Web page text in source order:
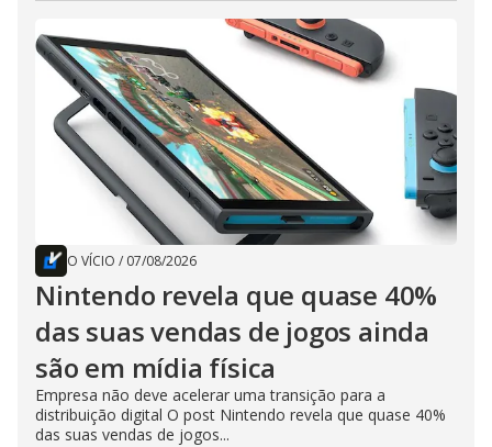
O VÍCIO / 07/08/2026
Nintendo revela que quase 40%
das suas vendas de jogos ainda
são em mídia física
Empresa não deve acelerar uma transição para a
distribuição digital O post Nintendo revela que quase 40%
das suas vendas de jogos...